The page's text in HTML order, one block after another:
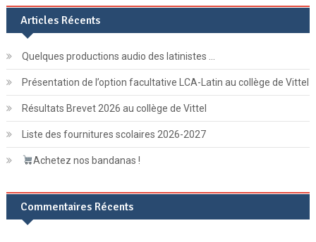
Articles Récents
Quelques productions audio des latinistes …
Présentation de l’option facultative LCA-Latin au collège de Vittel
Résultats Brevet 2026 au collège de Vittel
Liste des fournitures scolaires 2026-2027
Achetez nos bandanas !
Commentaires Récents